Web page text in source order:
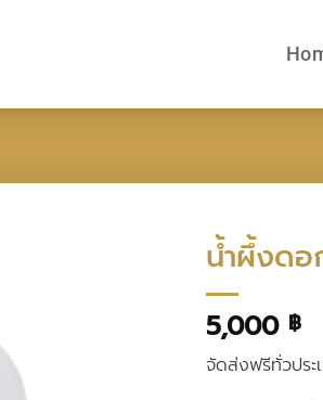
น้ำผึ้งด
5,000 ฿
จัดส่งฟรีทั่วประ